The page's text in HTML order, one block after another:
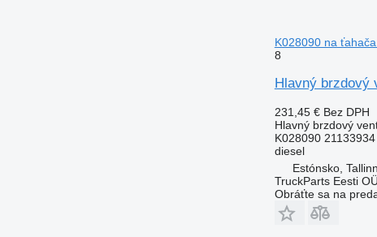
K028090 na
8
Hlavný brzdový
231,45 € Bez DPH
Hlavný brzdový
K028090 21133934
diesel
Estónsko, Tallinn
TruckParts Eesti OÜ
Obráťte sa na